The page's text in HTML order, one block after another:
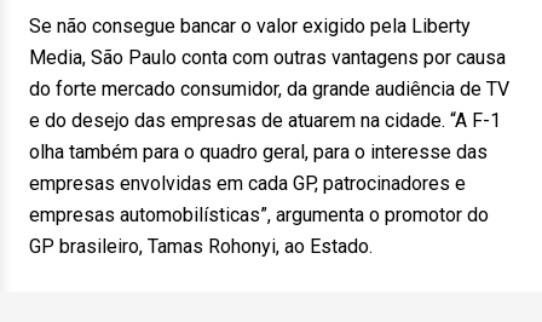
Se não consegue bancar o valor exigido pela Liberty
Media, São Paulo conta com outras vantagens por causa
do forte mercado consumidor, da grande audiência de TV
e do desejo das empresas de atuarem na cidade. “A F-1
olha também para o quadro geral, para o interesse das
empresas envolvidas em cada GP, patrocinadores e
empresas automobilísticas”, argumenta o promotor do
GP brasileiro, Tamas Rohonyi, ao Estado.